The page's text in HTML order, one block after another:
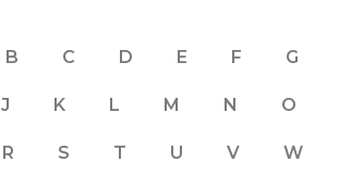
B C D E F G
J K L M N O
R S T U V W